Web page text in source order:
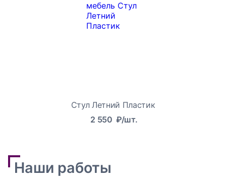
Стул Летний Пластик
2 550 ₽/шт.
Наши работы